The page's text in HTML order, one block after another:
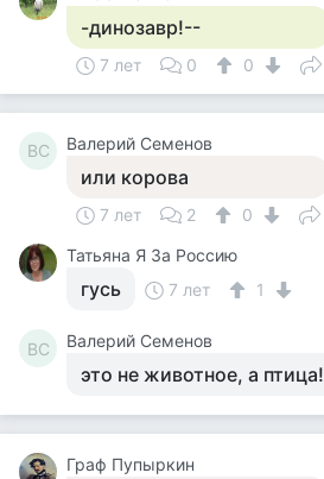
-динозавр!--
7 лет 0 0
ВС Валерий Семенов
или корова
7 лет 2
0
Татьяна Я За Россию
гусь 7 лет 1
ВС Валерий Семенов
это не животное, а птица!
Граф Пупыркин